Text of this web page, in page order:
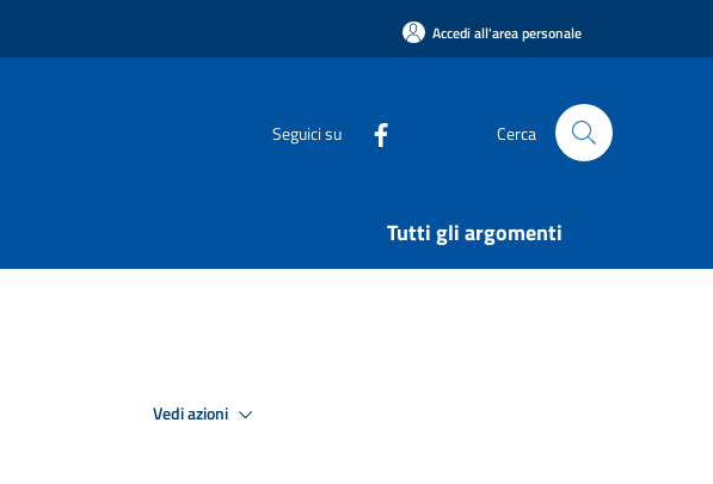
Accedi all'area personale
Seguici su Cerca
Tutti gli argomenti
Vedi azioni